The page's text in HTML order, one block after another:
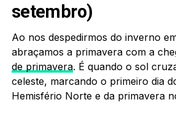
setembro)
Ao nos despedirmos do inverno
abraçamos a primavera com a
de primavera. É quando o sol
celeste, marcando o primeiro dia
Hemisfério Norte e da primavera